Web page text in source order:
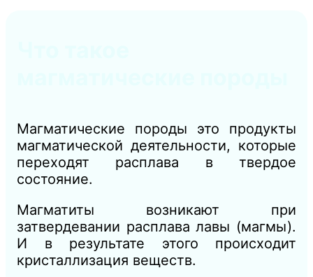
Магматические породы это продукты
магматической деятельности, которые
переходят расплава в твердое
состояние.
Магматиты возникают при
затвердевании расплава лавы (магмы).
И в результате этого происходит
кристаллизация веществ.